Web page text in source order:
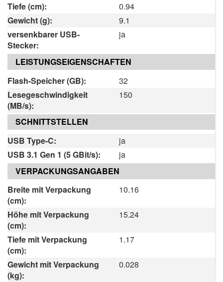
Tiefe (cm):
0.94
Gewicht (g):
9.1
versenkbarer USB-
Stecker:
ja
LEISTUNGSEIGENSCHAFTEN
Flash-Speicher (GB):
32
Lesegeschwindigkeit
(MB/s):
150
SCHNITTSTELLEN
USB Type-C:
ja
USB 3.1 Gen 1 (5 GBit/s):
ja
VERPACKUNGSANGABEN
Breite mit Verpackung
(cm):
10.16
Höhe mit Verpackung
(cm):
15.24
Tiefe mit Verpackung
(cm):
1.17
Gewicht mit Verpackung
(kg):
0.028